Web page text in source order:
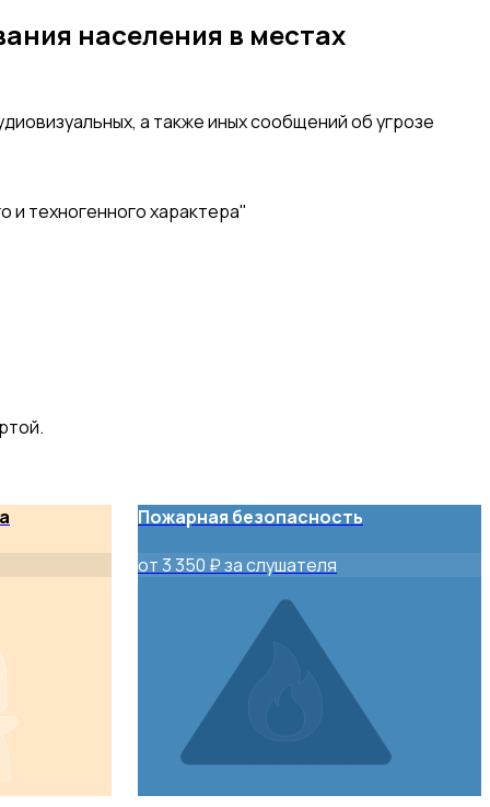
населения в местах
а также иных сообщений об угрозе
и техногенного характера"
Пожарная безопасность
от 3 350 ₽ за слушателя